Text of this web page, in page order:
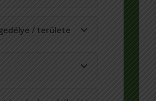
/ területe